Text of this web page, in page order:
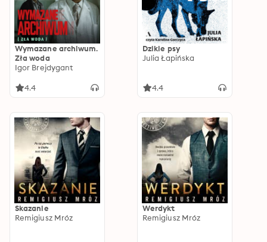
Wymazane archiwum.
Zła woda
Igor Brejdygant
4.4
Dzikie psy
Julia Łapińska
4.4
Skazanie
Remigiusz Mróz
Werdykt
Remigiusz Mróz